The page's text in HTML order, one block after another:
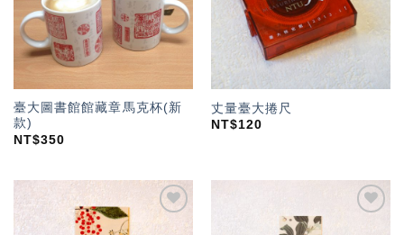
臺大圖書館館藏章馬克杯(新
款)
NT$350
丈量臺大捲尺
NT$120